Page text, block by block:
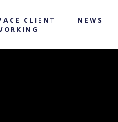
CLIENT NEWS